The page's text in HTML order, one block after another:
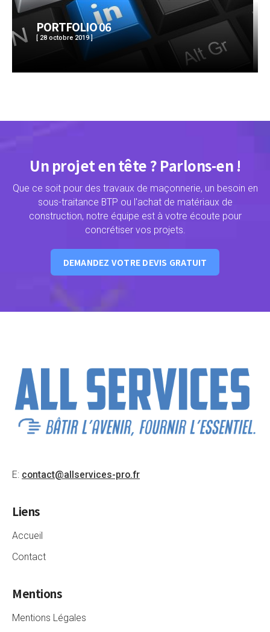
PORTFOLIO 06
[ 28 octobre 2019 ]
Un projet en tête ? Parlons-en !
Que ce soit pour des travaux de maçonnerie, un besoin en
sous-traitance BTP ou l'achat de matériaux de
construction, notre équipe est à votre écoute pour
concrétiser vos projets.
DEMANDEZ VOTRE DEVIS GRATUIT
E: contact@allservices-pro.fr
Liens
Accueil
Contact
Mentions
Mentions Légales